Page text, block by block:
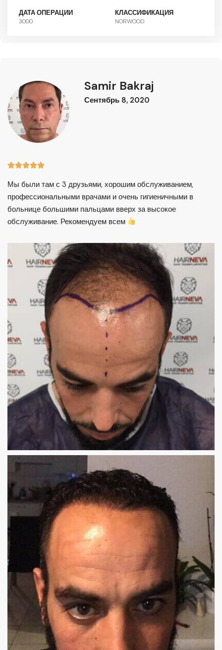
ДАТА ОПЕРАЦИИ
3000
КЛАССИФИКАЦИЯ
NORWOOD
Samir Bakraj
Сентябрь 8, 2020

Мы были там с 3 друзьями, хорошим обслуживанием,
профессиональными врачами и очень гигиеничными в
больнице большими пальцами вверх за высокое
обслуживание. Рекомендуем всем